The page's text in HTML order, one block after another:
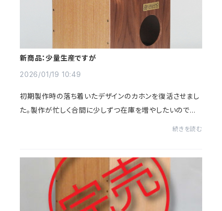
新商品：少量生産ですが
2026/01/19 10:49
初期製作時の落ち着いたデザインのカホンを復活させまし
た。製作が忙しく合間に少しずつ在庫を増やしたいのです
続きを読む